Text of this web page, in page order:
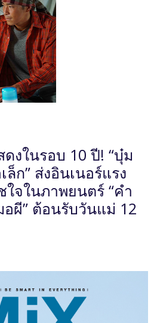
งในรอบ 10 ปี! “บุ๋ม
ล็ก” ส่งอินเนอร์แรง
จในภาพยนตร์ “คำ
ผี” ต้อนรับวันแม่ 12